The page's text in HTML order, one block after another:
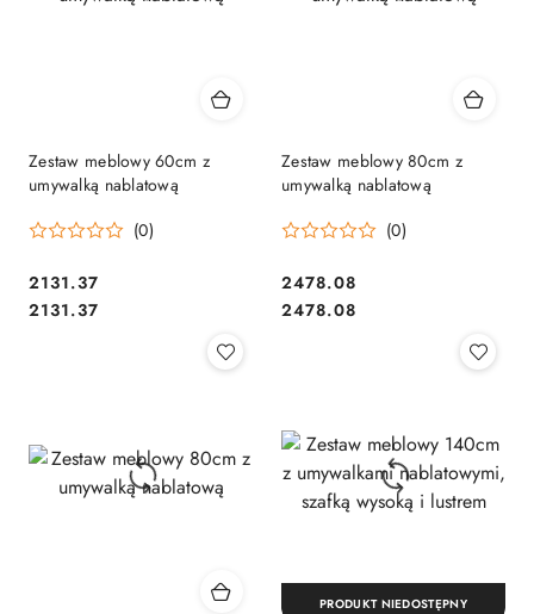
Zestaw meblowy 60cm z
umywalką nablatową
(0)
Cena:
2131.37
Cena:
2131.37
Zestaw meblowy 80cm z
umywalką nablatową
(0)
Cena:
2478.08
Cena:
2478.08
PRODUKT NIEDOSTĘPNY